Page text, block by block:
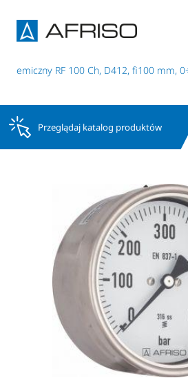
RF 100 Ch, D412, fi100 mm,
Przeglądaj katalog produktów